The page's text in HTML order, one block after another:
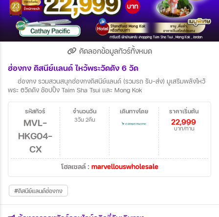
คัดลอกข้อมูลทัวร์ทั้งหมด
ฮ่องกง ดิสนีย์เเลนด์ ไหว้พระวัดดัง 6 วัด
ฮ่องกง รวมสวนสนุกฮ่องกงดิสนีย์แลนด์ (รวมรถ รับ-ส่ง) มูเสริมพลังไหว้
พระ 6วัดดัง ช้อปปิ้ง Taim Sha Tsui เเละ Mong Kok
รหัสทัวร์
MVL-
HKG04-
CX
จำนวนวัน
3วัน 2คืน
ราคาเริ่มต้น
22,999
บาท/ท่าน
เดินทางโดย
โฮลเซลล์ : marvellouswholesale
#ดิสนีย์แลนด์ฮ่องกง